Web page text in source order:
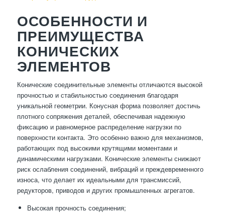
ОСОБЕННОСТИ И
ПРЕИМУЩЕСТВА
КОНИЧЕСКИХ
ЭЛЕМЕНТОВ
Конические соединительные элементы отличаются высокой
прочностью и стабильностью соединения благодаря
уникальной геометрии. Конусная форма позволяет достичь
плотного сопряжения деталей, обеспечивая надежную
фиксацию и равномерное распределение нагрузки по
поверхности контакта. Это особенно важно для механизмов,
работающих под высокими крутящими моментами и
динамическими нагрузками. Конические элементы снижают
риск ослабления соединений, вибраций и преждевременного
износа, что делает их идеальными для трансмиссий,
редукторов, приводов и других промышленных агрегатов.
Высокая прочность соединения;